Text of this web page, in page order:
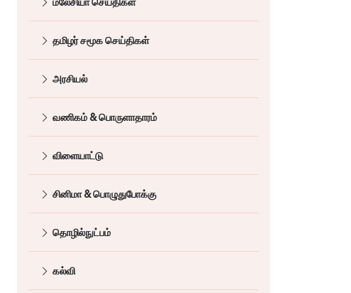
தமிழர் சமூக செய்திகள்
அரசியல்
வணிகம் & பொருளாதாரம்
விளையாட்டு
சினிமா & பொழுதுபோக்கு
தொழில்நுட்பம்
கல்வி